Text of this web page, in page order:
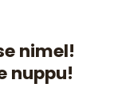
nimel!
nuppu!